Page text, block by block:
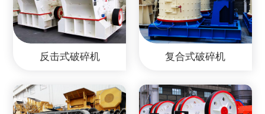
反击式破碎机 复合式破碎机